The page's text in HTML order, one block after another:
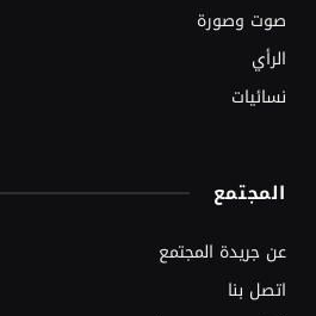
صوت وصورة
الرأي
نسائيات
المجتمع
عن جريدة المجتمع
اتصل بنا